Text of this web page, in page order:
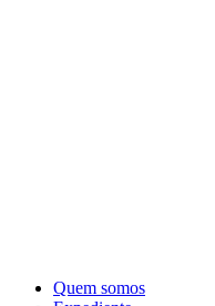
Quem somos